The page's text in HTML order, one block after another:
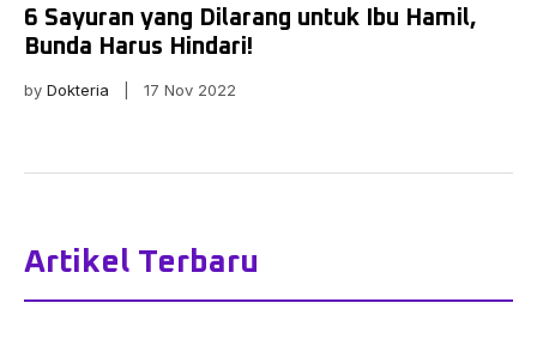
6 Sayuran yang Dilarang untuk Ibu Hamil,
Bunda Harus Hindari!
by Dokteria | 17 Nov 2022
Artikel Terbaru